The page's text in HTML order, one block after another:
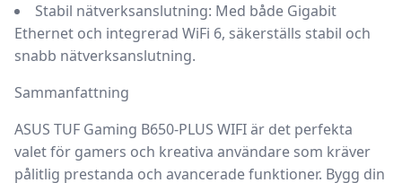
Stabil nätverksanslutning: Med både Gigabit
Ethernet och integrerad WiFi 6, säkerställs stabil och
snabb nätverksanslutning.
Sammanfattning
ASUS TUF Gaming B650-PLUS WIFIär det perfekta
valet för gamers och kreativa användare som kräver
pålitlig prestanda och avancerade funktioner. Bygg din